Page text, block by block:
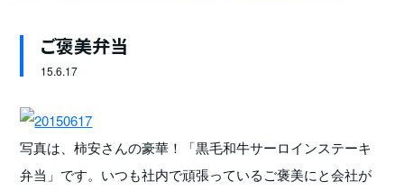
ご褒美弁当
15.6.17
写真は、柿安さんの豪華！「黒毛和牛サーロインステーキ
弁当」です。いつも社内で頑張っているご褒美にと会社が